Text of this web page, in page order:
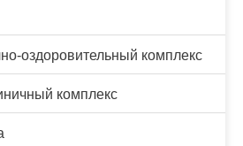
оздоровительный комплекс
комплекс